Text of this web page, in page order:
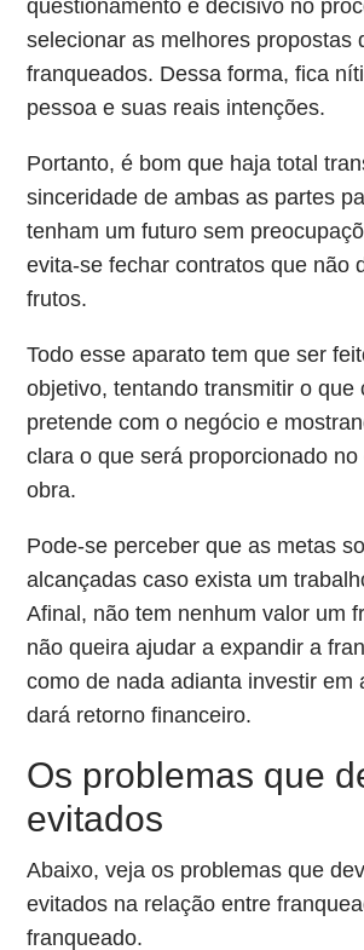
questionamento é decisivo no
selecionar as melhores propostas
franqueados. Dessa forma, fica
pessoa e suas reais intenções.
Portanto, é bom que haja total
sinceridade de ambas as partes
tenham um futuro sem
evita-se fechar contratos que não
frutos.
Todo esse aparato tem que ser
objetivo, tentando transmitir o que
pretende com o negócio e
clara o que será proporcionado
obra.
Pode-se perceber que as metas
alcançadas caso exista um
Afinal, não tem nenhum valor um
não queira ajudar a expandir a
como de nada adianta investir em
dará retorno financeiro.
Os problemas que
evitados
Abaixo, veja os problemas que
evitados na relação entre
franqueado.